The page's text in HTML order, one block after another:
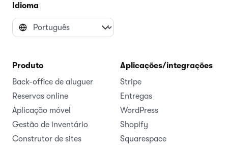
Idioma
Produto
Back-office de aluguer
Reservas online
Aplicação móvel
Gestão de inventário
Construtor de sites
Aplicações/integrações
Stripe
Entregas
WordPress
Shopify
Squarespace